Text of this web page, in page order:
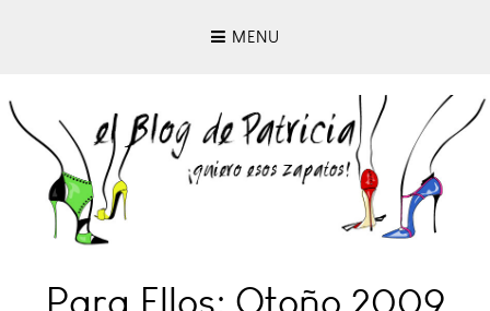
MENU
Para Ellos: Otoño 2009